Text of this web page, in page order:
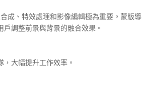
成、特效處理和影像編輯極為重要。蒙版導
調整前景與背景的融合效果。
，大幅提升工作效率。